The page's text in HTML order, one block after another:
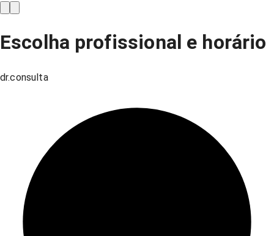
Escolha profissional e horário
dr.consulta